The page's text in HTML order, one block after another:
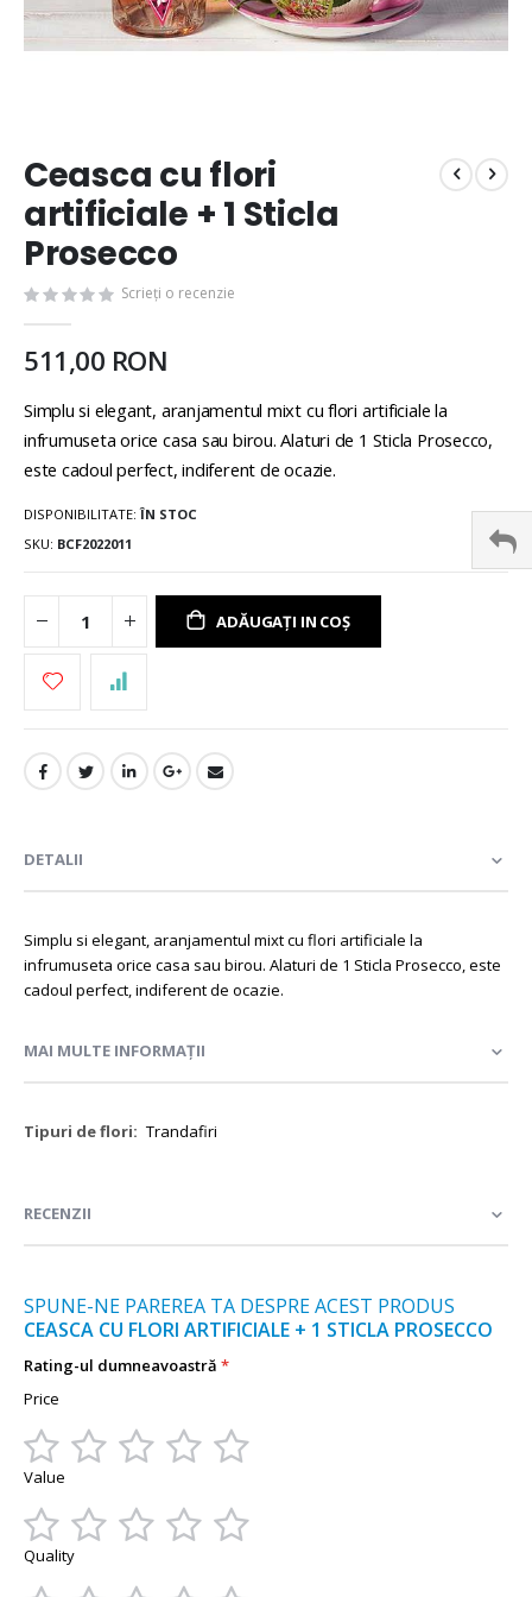
Ceasca cu flori
artificiale + 1 Sticla
Prosecco
Scrieți o recenzie
511,00 RON
Simplu si elegant, aranjamentul mixt cu flori artificiale la
infrumuseta orice casa sau birou. Alaturi de 1 Sticla Prosecco,
este cadoul perfect, indiferent de ocazie.
DISPONIBILITATE: ÎN STOC
SKU BCF2022011
ADĂUGAȚI IN COȘ
DETALII
Simplu si elegant, aranjamentul mixt cu flori artificiale la
infrumuseta orice casa sau birou. Alaturi de 1 Sticla Prosecco, este
cadoul perfect, indiferent de ocazie.
MAI MULTE INFORMAȚII
Mai
Trandafiri
RECENZII
SPUNE-NE PAREREA TA DESPRE ACEST PRODUS
CEASCA CU FLORI ARTIFICIALE + 1 STICLA PROSECCO
Rating-ul dumneavoastră
Price
1
2
3
4
5
Value
1
2
3
4
5
Quality